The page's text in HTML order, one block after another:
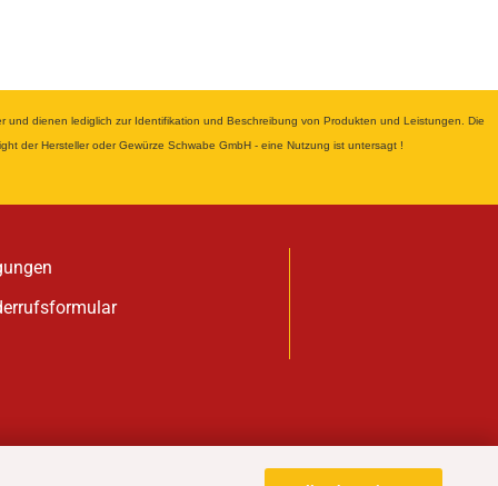
dienen lediglich zur Identifikation und Beschreibung von Produkten und Leistungen. Die
der Hersteller oder Gewürze Schwabe GmbH - eine Nutzung ist untersagt !